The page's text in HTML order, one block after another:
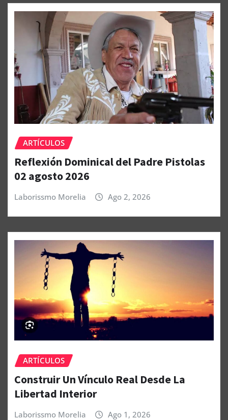
ARTÍCULOS
Reflexión Dominical del Padre Pistolas
02 agosto 2026
Laborissmo Morelia Ago 2, 2026
ARTÍCULOS
Construir Un Vínculo Real Desde La
Libertad Interior
Laborissmo Morelia Ago 1, 2026